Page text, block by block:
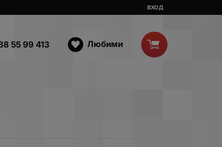
ВХОД
55 99 413 Любими